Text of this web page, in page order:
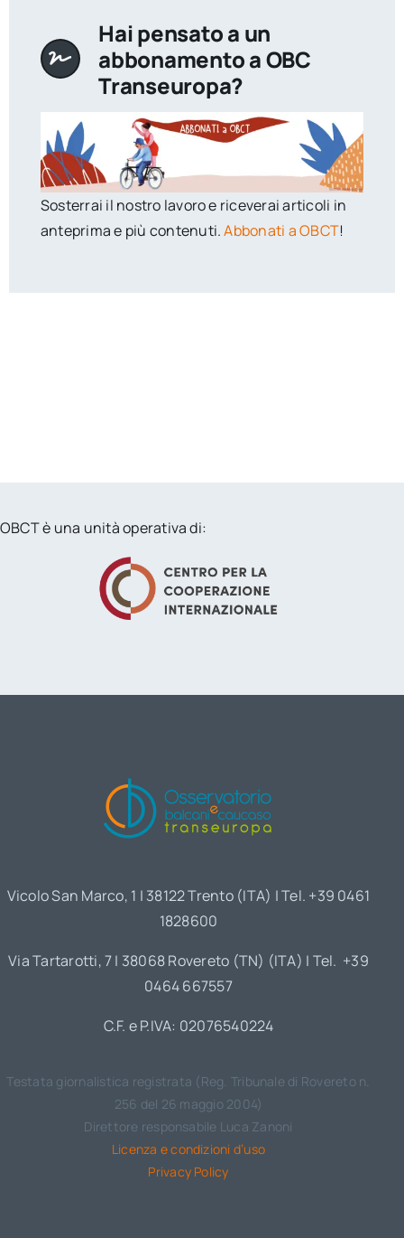
Hai pensato a un
abbonamento a OBC
Transeuropa?
Sosterrai il nostro lavoro e riceverai articoli in
anteprima e più contenuti.Abbonati a OBCT!
OBCT è una unità operativa di:
Vicolo San Marco, 1 | 38122 Trento (ITA) | Tel. +39 0461
1828600
Via Tartarotti, 7 | 38068 Rovereto (TN) (ITA) | Tel. +39
0464 667557
C.F. e P.IVA: 02076540224
Testata giornalistica registrata (Reg. Tribunale di Rovereto n.
256 del 26 maggio 2004)
Direttore responsabile Luca Zanoni
Licenza e condizioni d’uso
Privacy Policy